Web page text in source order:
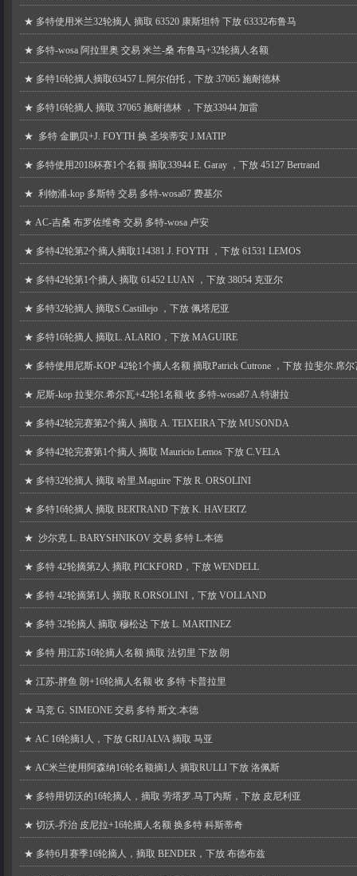
★ 多特使用米兰32轮摘人 摘取 63520 康斯坦特 下放 63332布鲁马
★ 多特-wosa 阿拉里奥 交易 米兰-桑 布鲁马+32轮摘人名额
★ 多特16轮摘人摘取63457 L.阿尔伯托，下放 37065 施耐德林
★ 多特16轮摘人 摘取 37065 施耐德林 ，下放33944 加雷
★ 多特 金鹏贝+J. FOYTH 换 圣埃蒂安 J.MATIP
★ 多特使用2018杯赛1个名额 摘取33944 E. Garay ，下放 45127 Bertrand
★ 利物浦-kop 多斯特 交易 多特-wosa87 费基尔
★ AC-吉桑 布罗佐维奇 交易 多特-wosa 卢安
★ 多特42轮第2个摘人摘取114381 J. FOYTH ，下放 61531 LEMOS
★ 多特42轮第1个摘人 摘取 61452 LUAN ，下放 38054 克亚尔
★ 多特32轮摘人 摘取S.Castillejo ，下放 佩塔尼亚
★ 多特16轮摘人 摘取L. ALARIO，下放 MAGUIRE
★ 多特使用尼斯-KOP 42轮1个摘人名额 摘取Patrick Cutrone ，下放 拉斐尔.席尔
★ 尼斯-kop 拉斐尔.希尔瓦+42轮1名额 收 多特-wosa87 A.特谢拉
★ 多特42轮完赛第2个摘人 摘取 A. TEIXEIRA 下放 MUSONDA
★ 多特42轮完赛第1个摘人 摘取 Mauricio Lemos 下放 C.VELA
★ 多特32轮摘人 摘取 哈里.Maguire 下放 R. ORSOLINI
★ 多特16轮摘人 摘取 BERTRAND 下放 K. HAVERTZ
★ 沙尔克 L. BARYSHNIKOV 交易 多特 L.本德
★ 多特 42轮摘第2人 摘取 PICKFORD，下放 WENDELL
★ 多特 42轮摘第1人 摘取 R.ORSOLINI，下放 VOLLAND
★ 多特 32轮摘人 摘取 穆松达 下放 L. MARTINEZ
★ 多特 用江苏16轮摘人名额 摘取 法切里 下放 朗
★ 江苏-胖鱼 朗+16轮摘人名额 收 多特 卡普拉里
★ 马竞 G. SIMEONE 交易 多特 斯文.本德
★ AC 16轮摘1人，下放 GRIJALVA 摘取 马亚
★ AC米兰使用阿森纳16轮名额摘1人 摘取RULLI 下放 洛佩斯
★ 多特用切沃的16轮摘人，摘取 劳塔罗.马丁内斯，下放 皮尼利亚
★ 切沃-乔治 皮尼拉+16轮摘人名额 换多特 科斯蒂奇
★ 多特6月赛季16轮摘人，摘取 BENDER，下放 布德布兹